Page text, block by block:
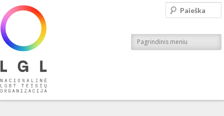
Nacionalinė LGBT teisių organizacija
Pagrindinis meniu
Paieška